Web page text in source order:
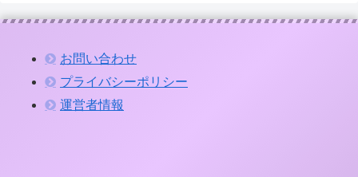
お問い合わせ
プライバシーポリシー
運営者情報